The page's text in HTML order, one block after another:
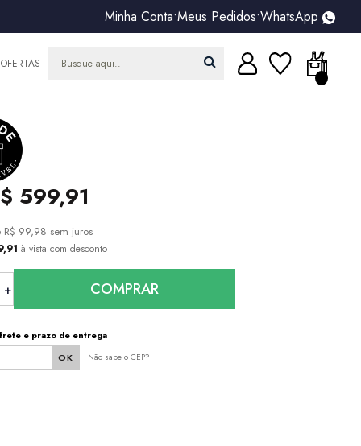
Minha Conta•Meus Pedidos•WhatsApp
OFERTAS
599,91
R$ 99,98 sem juros
à vista com desconto
COMPRAR
e prazo de entrega
Não sabe o CEP?